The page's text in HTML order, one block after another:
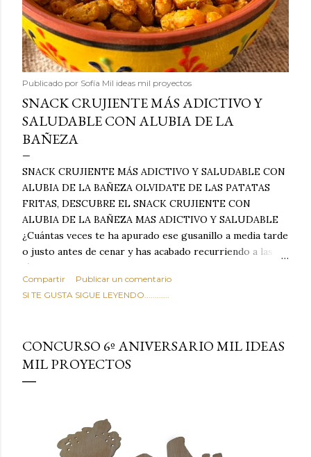
Publicado por Sofía Mil ideas mil proyectos
SNACK CRUJIENTE MÁS ADICTIVO Y
SALUDABLE CON ALUBIA DE LA
BAÑEZA
SNACK CRUJIENTE MÁS ADICTIVO Y SALUDABLE CON
ALUBIA DE LA BAÑEZA OLVIDATE DE LAS PATATAS
FRITAS, DESCUBRE EL SNACK CRUJIENTE CON
ALUBIA DE LA BAÑEZA MAS ADICTIVO Y SALUDABLE
¿Cuántas veces te ha apurado ese gusanillo a media tarde
o justo antes de cenar y has acabado recurriendo a las
típicas patatas de bolsa, frutos secos fritos o snacks
ultraprocesados llenos de grasas saturadas y sodio?
Todos hemos estado ahí. Sin embargo, cuidarse no tiene
satisface. Estas alubias crujientes al horno van a cambiar
por completo tu forma de ver las legumbres. Olvídate de
asociar las alubias únicamente a los guisos tradicionales y
humilde como la alubia de La Bañeza en un snack ligero,
dorado, cargado de proteína y 100% natural. Es el
Compartir
Publicar un comentario
SI TE GUSTA SIGUE LEYENDO............
CONCURSO 6º ANIVERSARIO MIL IDEAS
MIL PROYECTOS